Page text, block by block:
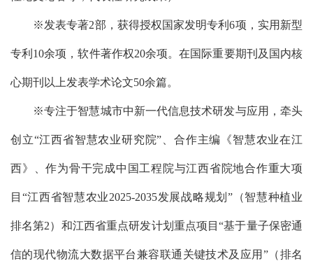
※发表专著2部，获得授权国家发明专利6项，实用新型
专利10余项，软件著作权20余项。在国际重要期刊及国内核
心期刊以上发表学术论文50余篇。
※专注于智慧城市中新一代信息技术研发与应用，牵头
创立“江西省智慧农业研究院”、合作主编《智慧农业在江
西》、作为骨干完成中国工程院与江西省院地合作重大项
目“江西省智慧农业2025-2035发展战略规划”（智慧种植业
排名第2）和江西省重点研发计划重点项目“基于量子保密通
信的现代物流大数据平台兼容联通关键技术及应用”（排名